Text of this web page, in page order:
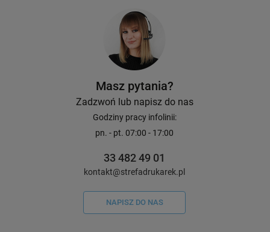
Masz pytania?
Zadzwoń lub napisz do nas
Godziny pracy infolinii:
pn. - pt. 07:00 - 17:00
33 482 49 01
kontakt@strefadrukarek.pl
NAPISZ DO NAS